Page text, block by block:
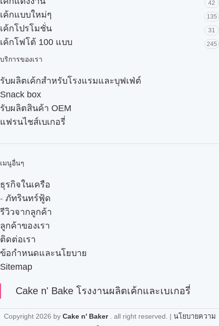
42
เค้กแบบใหม่ๆ 135
เค้กโปรโมชั่น 31
เค้กโฟโต้ 100 แบบ 245
บริการของเรา
รับผลิตเค้กสำหรับโรงแรมและบุฟเฟ่ต์
Snack box
รับผลิตสินค้า OEM
แฟรนไชส์เบเกอรี่
เมนูอื่นๆ
ธุรกิจในเครือ
- ภัทรินทร์ฟู้ด
รีวิวจากลูกค้า
ลูกค้าของเรา
ติดต่อเรา
ข้อกำหนดและนโยบาย
Sitemap
Cake n' Bake โรงงานผลิตเค้กและเบเกอรี่
Copyright 2026 by Cake n' Baker. all right reserved. | นโยบายความ